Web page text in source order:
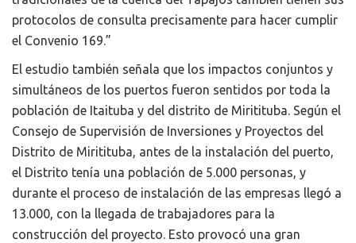
protocolos de consulta precisamente para hacer cumplir
el Convenio 169.”
El estudio también señala que los impactos conjuntos y
simultáneos de los puertos fueron sentidos por toda la
población de Itaituba y del distrito de Miritituba. Según el
Consejo de Supervisión de Inversiones y Proyectos del
Distrito de Miritituba, antes de la instalación del puerto,
el Distrito tenía una población de 5.000 personas, y
durante el proceso de instalación de las empresas llegó a
13.000, con la llegada de trabajadores para la
construcción del proyecto. Esto provocó una gran